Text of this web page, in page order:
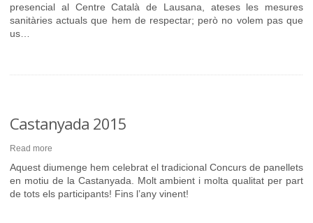
presencial al Centre Català de Lausana, ateses les mesures
sanitàries actuals que hem de respectar; però no volem pas que
us…
Castanyada 2015
Read more
Aquest diumenge hem celebrat el tradicional Concurs de panellets
en motiu de la Castanyada. Molt ambient i molta qualitat per part
de tots els participants! Fins l’any vinent!